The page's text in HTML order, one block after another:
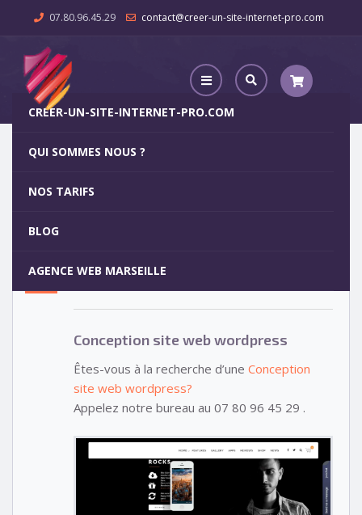
07.80.96.45.29 contact@creer-un-site-internet-pro.com
CREER-UN-SITE-INTERNET-PRO.COM
QUI SOMMES NOUS ?
NOS TARIFS
BLOG
AGENCE WEB MARSEILLE
Conception site web wordpress
15
Votre site internet pour 29€
Conception site web wordpress
Êtes-vous à la recherche d’une Conception
site web wordpress?
Appelez notre bureau au 07 80 96 45 29 .